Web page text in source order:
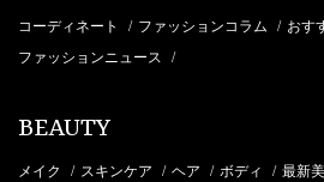
コーディネート / ファッションコラム / おす
ファッションニュース /
BEAUTY
メイク / スキンケア / ヘア / ボディ / 最新